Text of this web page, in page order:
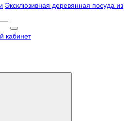
Эксклюзивная деревянная посуда из
кабинет